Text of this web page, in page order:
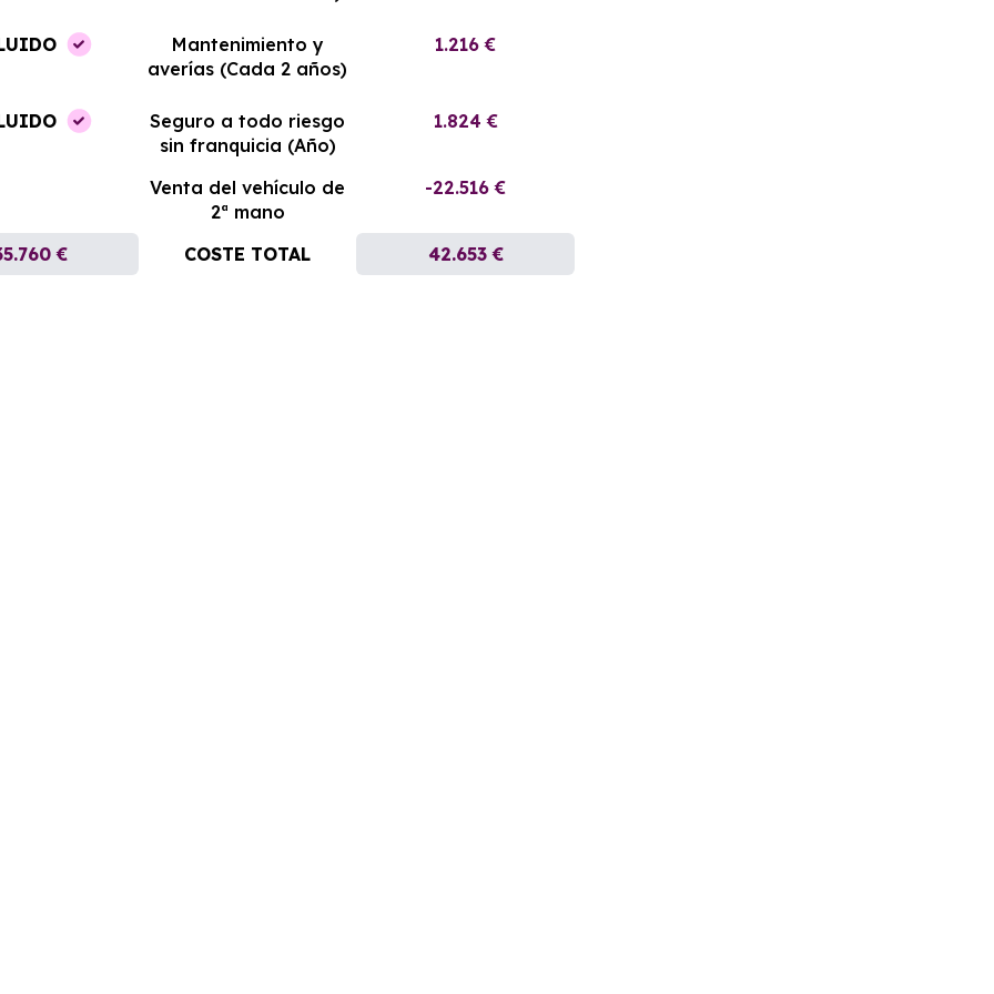
Mantenimiento y
averías (Cada 2 años)
1.216 €
Seguro a todo riesgo
sin franquicia (Año)
1.824 €
Venta del vehículo de
2ª mano
-22.516 €
€ COSTE TOTAL 42.653 €